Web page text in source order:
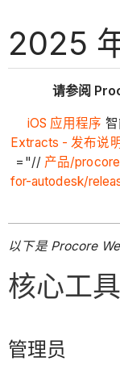
2025
请参阅
iOS 应用程序
Extracts - 发布说
="// 产品/
for-autodesk/
以下是 Procore
核心工具
管理员